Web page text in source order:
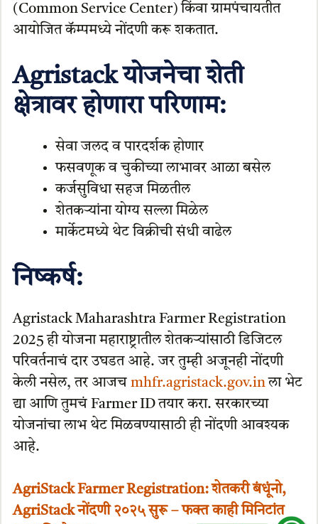
(Common Service Center) किंवा ग्रामपंचायतीत
आयोजित कॅम्पमध्ये नोंदणी करू शकतात.
Agristack योजनेचा शेती
क्षेत्रावर होणारा परिणाम:
सेवा जलद व पारदर्शक होणार
फसवणूक व चुकीच्या लाभावर आळा बसेल
कर्जसुविधा सहज मिळतील
शेतकऱ्यांना योग्य सल्ला मिळेल
मार्केटमध्ये थेट विक्रीची संधी वाढेल
निष्कर्ष:
Agristack Maharashtra Farmer Registration
2025 ही योजना महाराष्ट्रातील शेतकऱ्यांसाठी डिजिटल
परिवर्तनाचं दार उघडत आहे. जर तुम्ही अजूनही नोंदणी
केली नसेल, तर आजचmhfr.agristack.gov.inला भेट
द्या आणि तुमचं Farmer ID तयार करा. सरकारच्या
योजनांचा लाभ थेट मिळवण्यासाठी ही नोंदणी आवश्यक
आहे.
AgriStack Farmer Registration: शेतकरी बंधूंनो,
AgriStack नोंदणी २०२५ सुरू – फक्त काही मिनिटांत